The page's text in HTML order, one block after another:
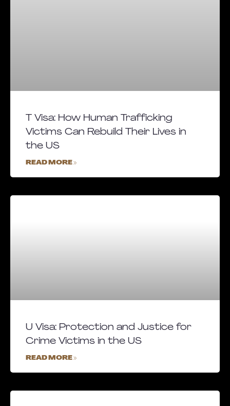
T Visa: How Human Trafficking
Victims Can Rebuild Their Lives in
the US
READ MORE »
U Visa: Protection and Justice for
Crime Victims in the US
READ MORE »